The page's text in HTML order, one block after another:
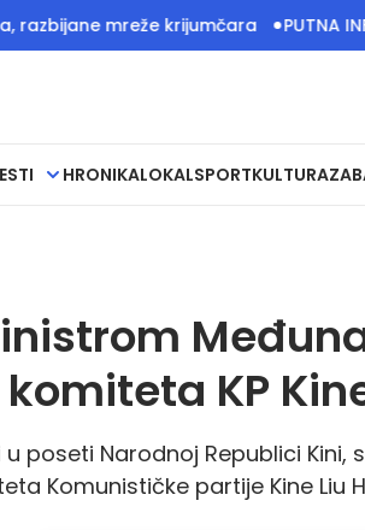
mreže krijumčara PUTNA
HRONIKALOKALSPORTKULTURA
KP
poseti Narodnoj Republici
Komunističke partije Kine Liu